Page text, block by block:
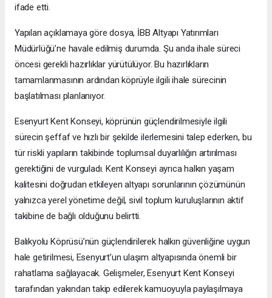
ifade etti.
Yapılan açıklamaya göre dosya, İBB Altyapı Yatırımları
Müdürlüğü’ne havale edilmiş durumda. Şu anda ihale süreci
öncesi gerekli hazırlıklar yürütülüyor. Bu hazırlıkların
tamamlanmasının ardından köprüyle ilgili ihale sürecinin
başlatılması planlanıyor.
Esenyurt Kent Konseyi, köprünün güçlendirilmesiyle ilgili
sürecin şeffaf ve hızlı bir şekilde ilerlemesini talep ederken, bu
tür riskli yapıların takibinde toplumsal duyarlılığın artırılması
gerektiğini de vurguladı. Kent Konseyi ayrıca halkın yaşam
kalitesini doğrudan etkileyen altyapı sorunlarının çözümünün
yalnızca yerel yönetime değil, sivil toplum kuruluşlarının aktif
takibine de bağlı olduğunu belirtti.
Balıkyolu Köprüsü’nün güçlendirilerek halkın güvenliğine uygun
hale getirilmesi, Esenyurt’un ulaşım altyapısında önemli bir
rahatlama sağlayacak. Gelişmeler, Esenyurt Kent Konseyi
tarafından yakından takip edilerek kamuoyuyla paylaşılmaya